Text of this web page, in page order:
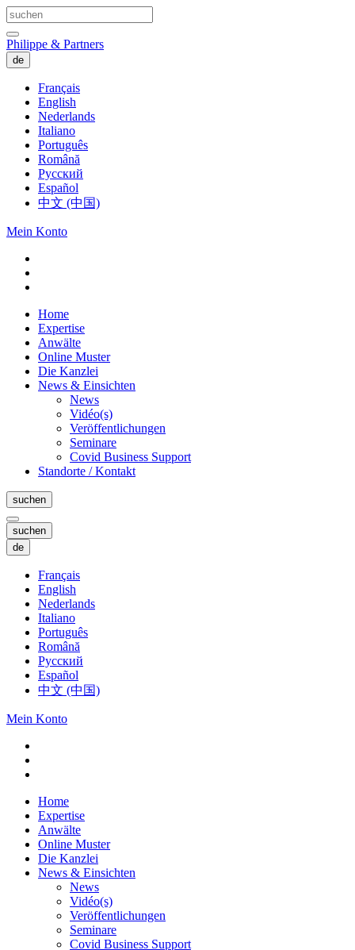
Philippe & Partners
de
Français
English
Nederlands
Italiano
Português
Română
Русский
Español
中文 (中国)
Mein Konto
Home
Expertise
Anwälte
Online Muster
Die Kanzlei
News & Einsichten
News
Vidéo(s)
Veröffentlichungen
Seminare
Covid Business Support
Standorte / Kontakt
suchen
suchen
de
Français
English
Nederlands
Italiano
Português
Română
Русский
Español
中文 (中国)
Mein Konto
Home
Expertise
Anwälte
Online Muster
Die Kanzlei
News & Einsichten
News
Vidéo(s)
Veröffentlichungen
Seminare
Covid Business Support